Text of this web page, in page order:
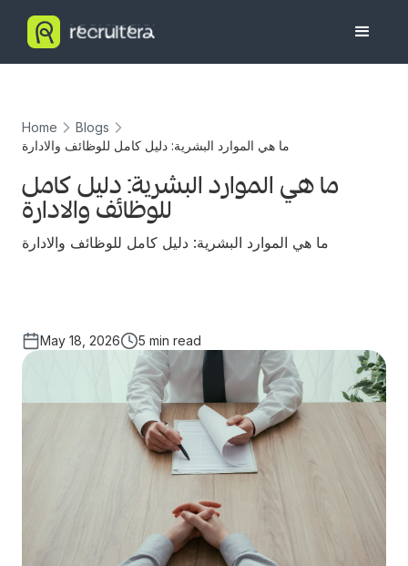
Home
Blogs
ما هي الموارد البشرية: دليل كامل للوظائف والادارة
ما هي الموارد البشرية: دليل كامل
للوظائف والادارة
ما هي الموارد البشرية: دليل كامل للوظائف والادارة
May 18, 2026 5 min read